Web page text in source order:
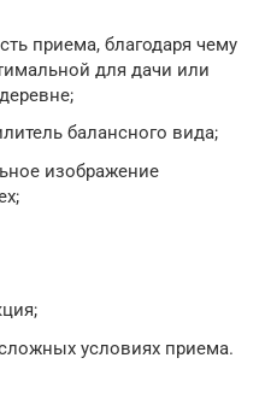
приема, благодаря чему
для дачи или
балансного вида;
изображение
условиях приема.